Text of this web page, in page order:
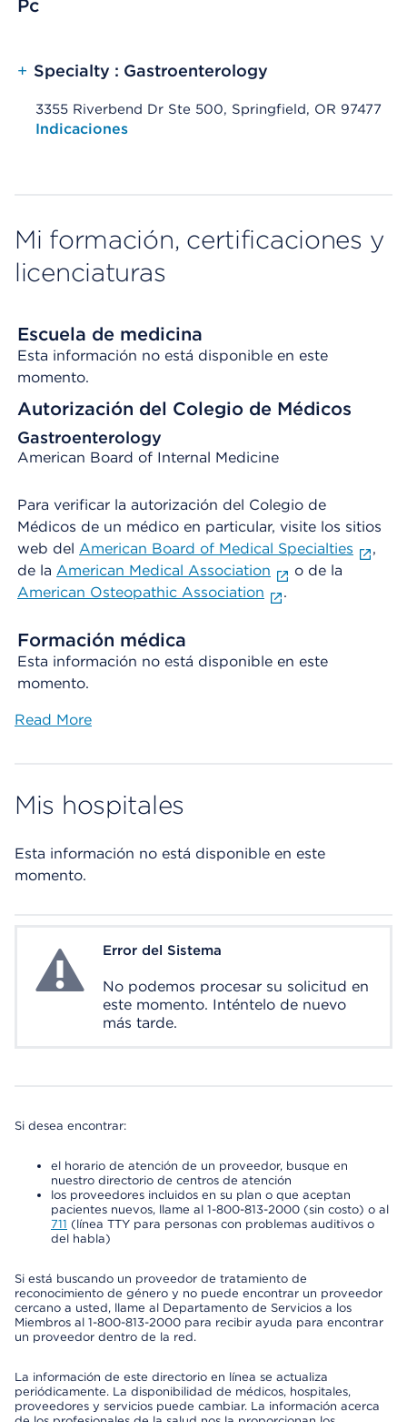
Pc
+ Specialty : Gastroenterology
3355 Riverbend Dr Ste 500, Springfield, OR 97477
Opens native map application on mobile devices
Indicaciones
Mi formación, certificaciones y
licenciaturas
Escuela de medicina
Esta información no está disponible en este
momento.
Autorización del Colegio de Médicos
Gastroenterology
American Board of Internal Medicine
Para verificar la autorización del Colegio de
Médicos de un médico en particular, visite los sitios
web del American Board of Medical Specialties
,
de la American Medical Association
o de la
American Osteopathic Association
.
Formación médica
Esta información no está disponible en este
momento.
Read More
Mis hospitales
Esta información no está disponible en este
momento.
System ErrorError del Sistema
No podemos procesar su solicitud en
este momento. Inténtelo de nuevo
más tarde.
Si desea encontrar:
el horario de atención de un proveedor, busque en
nuestro directorio de centros de atención
los proveedores incluidos en su plan o que aceptan
pacientes nuevos, llame al 1-800-813-2000 (sin costo) o al
711 (línea TTY para personas con problemas auditivos o
del habla)
Si está buscando un proveedor de tratamiento de
reconocimiento de género y no puede encontrar un proveedor
cercano a usted, llame al Departamento de Servicios a los
Miembros al 1-800-813-2000 para recibir ayuda para encontrar
un proveedor dentro de la red.
La información de este directorio en línea se actualiza
periódicamente. La disponibilidad de médicos, hospitales,
proveedores y servicios puede cambiar. La información acerca